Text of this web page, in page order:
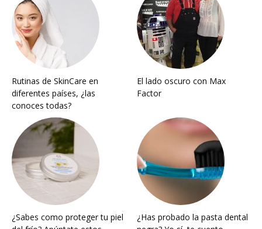
Rutinas de SkinCare en
diferentes países, ¿las
conoces todas?
El lado oscuro con Max
Factor
¿Sabes como proteger tu piel
¿Has probado la pasta dental